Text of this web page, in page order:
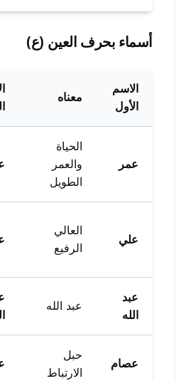
أسماء بحرف العين (ع)
الاسم
الأول
معناه
عمر
الحياة
والعمر
الطويل
علي
العالي
الرفيع
عبد
الله
عبد الله
عصام
حبل
الارتباط